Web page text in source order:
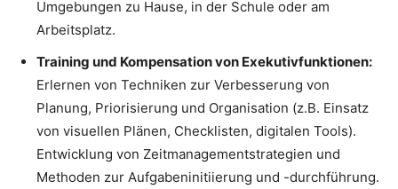
Umgebungen zu Hause, in der Schule oder am
Arbeitsplatz.
Training und Kompensation von Exekutivfunktionen:
Erlernen von Techniken zur Verbesserung von
Planung, Priorisierung und Organisation (z.B. Einsatz
von visuellen Plänen, Checklisten, digitalen Tools).
Entwicklung von Zeitmanagementstrategien und
Methoden zur Aufgabeninitiierung und -durchführung.